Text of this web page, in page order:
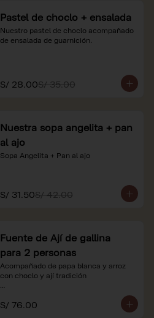
Pastel de choclo + ensalada
Nuestro pastel de choclo acompañado
de ensalada de guarnición.
S/ 28.00S/ 35.00
Nuestra sopa angelita + pan
al ajo
Sopa Angelita + Pan al ajo
S/ 31.50S/ 42.00
Fuente de Ají de gallina
para 2 personas
Acompañado de papa blanca y arroz
con choclo y ají tradición
*Nuestros precios están expresados en
soles e incluyen impuestos de ley y
S/ 76.00